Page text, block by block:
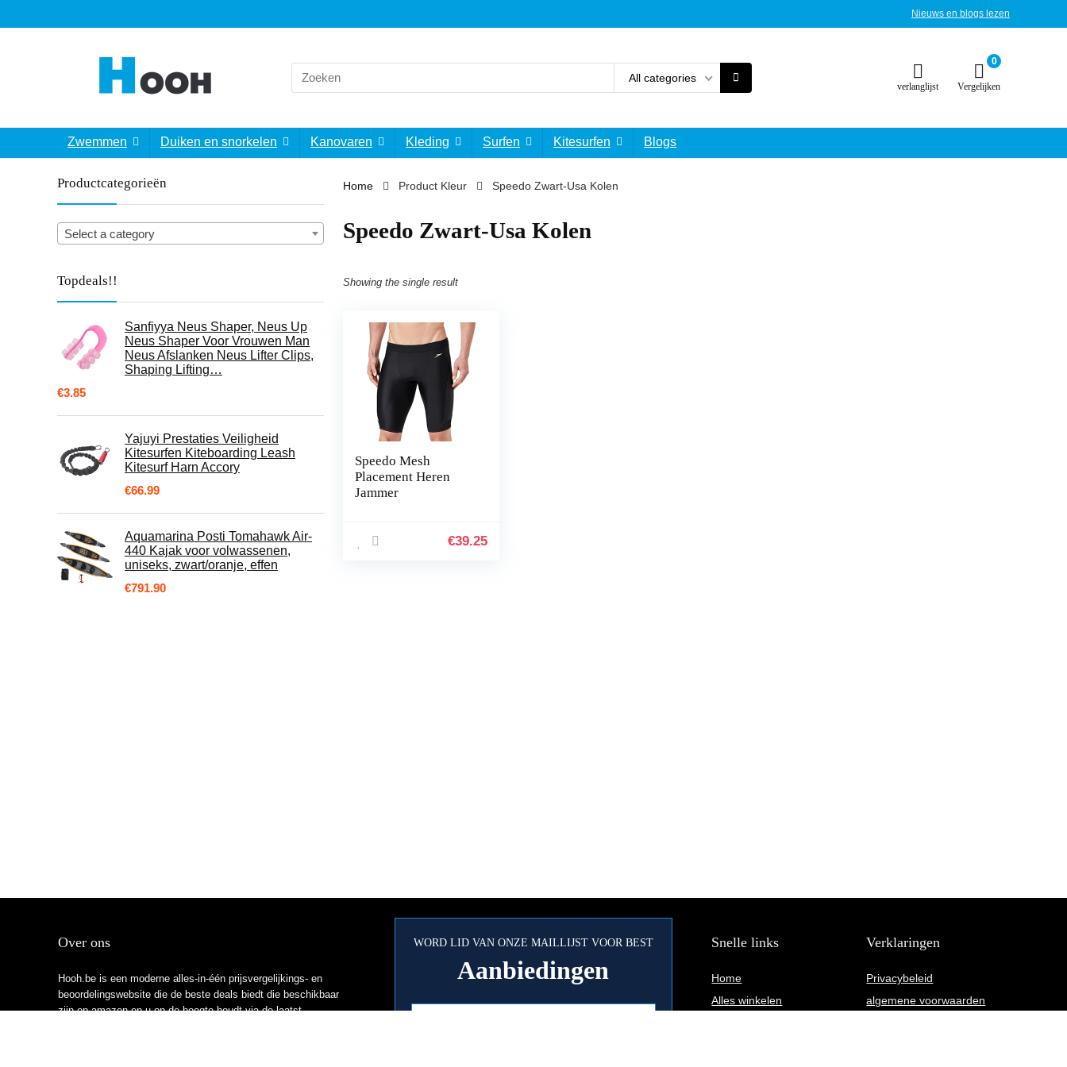
Nieuws en blogs lezen
Search
for:
All categories
verlanglijst
0
Vergelijken
Zwemmen Duiken en snorkelen Kanovaren Kleding Surfen Kitesurfen Blogs
Productcategorieën
Select a category
Topdeals!!
Sanfiyya Neus Shaper, Neus Up
Neus Shaper Voor Vrouwen Man
Neus Afslanken Neus Lifter Clips,
Shaping Lifting…
€3.85
Yajuyi Prestaties Veiligheid
Kitesurfen Kiteboarding Leash
Kitesurf Harn Accory
€66.99
Aquamarina Posti Tomahawk Air-
440 Kajak voor volwassenen,
uniseks, zwart/oranje, effen
€791.90
Home Product Kleur ‎Speedo Zwart-Usa Kolen
‎Speedo Zwart-Usa Kolen
Showing the single result
Speedo Mesh
Placement Heren
Jammer
€39.25
Over ons
Hooh.be is een moderne alles-in-één prijsvergelijkings- en
beoordelingswebsite die de beste deals biedt die beschikbaar
zijn op amazon en u op de hoogte houdt via de laatst
WORD LID VAN ONZE MAILLIJST VOOR BEST
Aanbiedingen
Snelle links
Home
Alles winkelen
Verklaringen
Privacybeleid
algemene voorwaarden